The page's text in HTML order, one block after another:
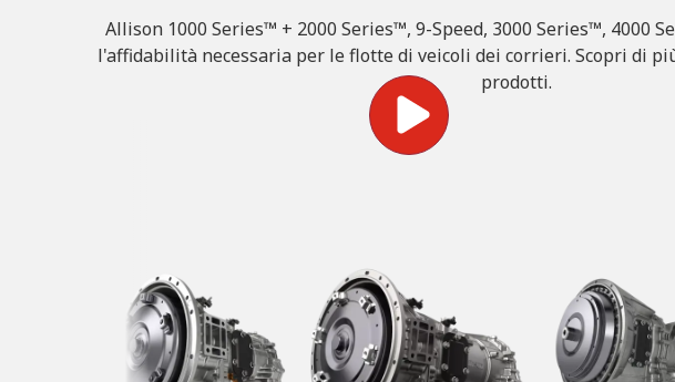
Allison 1000 Series™ + 2000 Series™, 9-Speed, 3000 Series™, 4000
l'affidabilità necessaria per le flotte di veicoli dei corrieri. Scopri di
prodotti.